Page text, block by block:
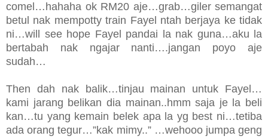
comel…hahaha ok RM20 aje…grab…giler semangat
betul nak mempotty train Fayel ntah berjaya ke tidak
ni…will see hope Fayel pandai la nak guna…aku la
bertabah nak ngajar nanti….jangan poyo aje
sudah…
Then dah nak balik…tinjau mainan untuk Fayel…
kami jarang belikan dia mainan..hmm saja je la beli
kan…tu yang kemain belek apa la yg best ni…tetiba
ada orang tegur…”kak mimy..” …wehooo jumpa geng